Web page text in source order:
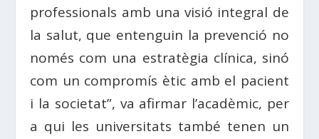
professionals amb una visió integral de
la salut, que entenguin la prevenció no
només com una estratègia clínica, sinó
com un compromís ètic amb el pacient
i la societat”, va afirmar l’acadèmic, per
a qui les universitats també tenen un